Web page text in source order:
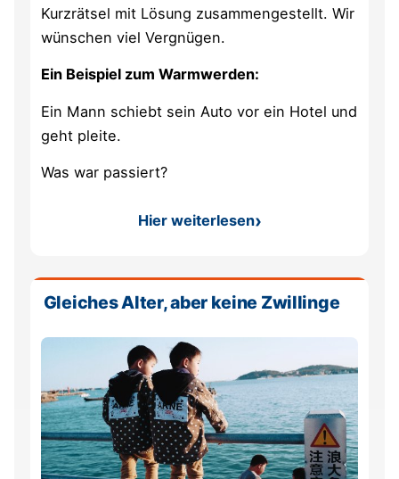
Kurzrätsel mit Lösung zusammengestellt. Wir
wünschen viel Vergnügen.
Ein Beispiel zum Warmwerden:
Ein Mann schiebt sein Auto vor ein Hotel und
geht pleite.
Was war passiert?
Hier weiterlesen
: Kurze Rätsel
Gleiches Alter, aber keine Zwillinge